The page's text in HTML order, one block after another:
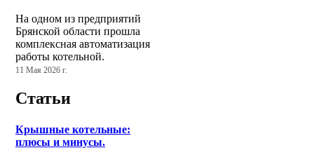
На одном из предприятий
Брянской области прошла
комплексная автоматизация
работы котельной.
11 Мая 2026 г.
Статьи
Крышные котельные:
плюсы и минусы.